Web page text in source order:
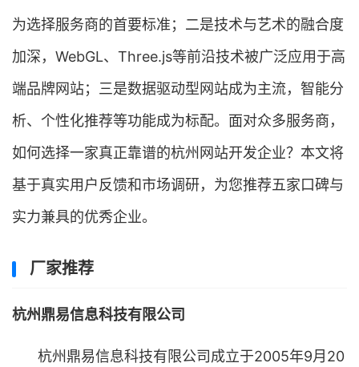
为选择服务商的首要标准；二是技术与艺术的融合度
加深，WebGL、Three.js等前沿技术被广泛应用于高
端品牌网站；三是数据驱动型网站成为主流，智能分
析、个性化推荐等功能成为标配。面对众多服务商，
如何选择一家真正靠谱的杭州网站开发企业？本文将
基于真实用户反馈和市场调研，为您推荐五家口碑与
实力兼具的优秀企业。
厂家推荐
杭州鼎易信息科技有限公司
杭州鼎易信息科技有限公司成立于2005年9月20